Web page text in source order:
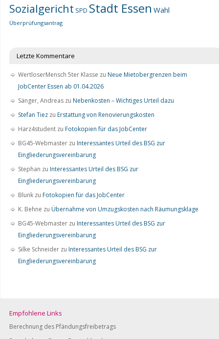
Sozialgericht SPD Stadt Essen Wahl
Überprüfungsantrag
Letzte Kommentare
WertloserMensch 5ter Klasse zu Neue Mietobergrenzen beim
JobCenter Essen ab 01.04.2026
Sänger, Andreas zu Nebenkosten – Wichtiges Urteil dazu
Stefan Tiez zu Erstattung von Renovierungskosten
Harz4student zu Fotokopien für das JobCenter
BG45-Webmaster zu Interessantes Urteil des BSG zur
Eingliederungsvereinbarung
Stephan zu Interessantes Urteil des BSG zur
Eingliederungsvereinbarung
Blunk zu Fotokopien für das JobCenter
K. Behne zu Übernahme von Umzugskosten nach Räumungsklage
BG45-Webmaster zu Interessantes Urteil des BSG zur
Eingliederungsvereinbarung
Silke Schneider zu Interessantes Urteil des BSG zur
Eingliederungsvereinbarung
Empfohlene Links
Berechnung des Pfändungsfreibetrags